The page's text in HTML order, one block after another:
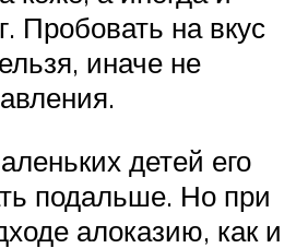
Пробовать на вкус
иначе не
детей его
подальше. Но при
алоказию, как и